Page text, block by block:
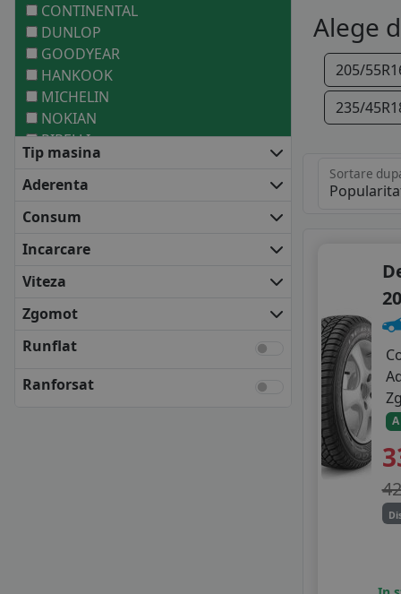
CONTINENTAL
DUNLOP
GOODYEAR
HANKOOK
MICHELIN
NOKIAN
PIRELLI
ANVELOPE MEDII
BARUM
COOPER
DEBICA
FIRESTONE
FULDA
KUMHO
MATADOR
Tip masina
Aderenta
Consum
Incarcare
Viteza
Zgomot
Runflat
Ranforsat
Alege
205/
235/
Sortare
A